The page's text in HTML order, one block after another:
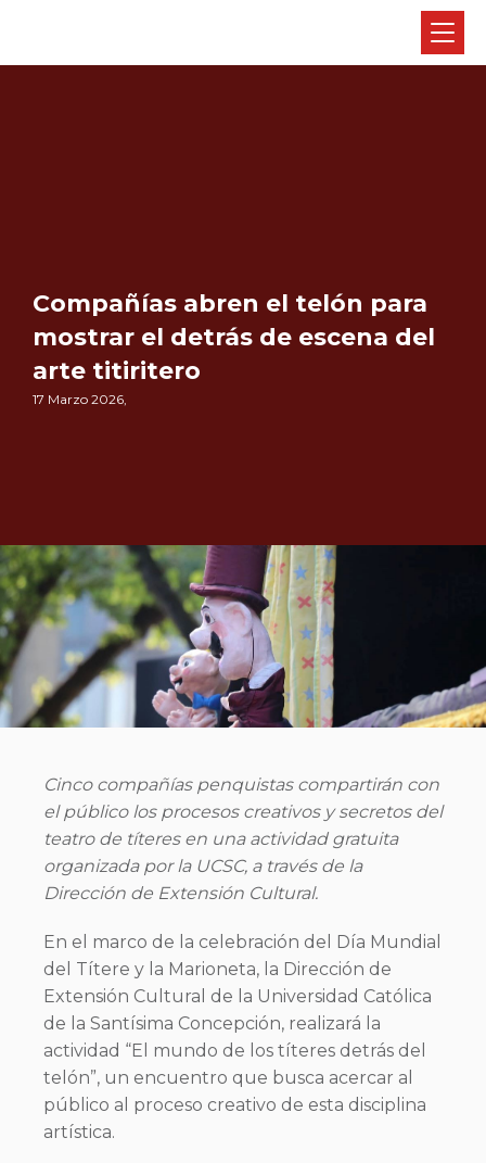
Compañías abren el telón para
mostrar el detrás de escena del
arte titiritero
17 Marzo 2026,
Cinco compañías penquistas compartirán con
el público los procesos creativos y secretos del
teatro de títeres en una actividad gratuita
organizada por la UCSC, a través de la
Dirección de Extensión Cultural.
En el marco de la celebración del Día Mundial
del Títere y la Marioneta, la Dirección de
Extensión Cultural de la Universidad Católica
de la Santísima Concepción, realizará la
actividad “El mundo de los títeres detrás del
telón”, un encuentro que busca acercar al
público al proceso creativo de esta disciplina
artística.